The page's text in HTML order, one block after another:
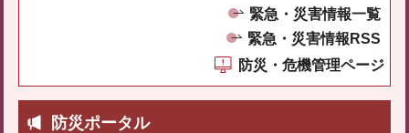
緊急・災害情報一覧
緊急・災害情報RSS
防災・危機管理ページ
防災ポータル